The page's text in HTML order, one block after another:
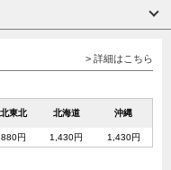
> 詳細はこちら
北東北 北海道 沖縄
880円 1,430円 1,430円